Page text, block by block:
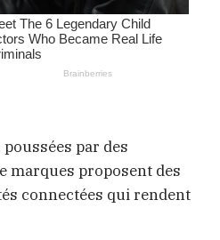
par des
marques proposent des
connectées qui rendent